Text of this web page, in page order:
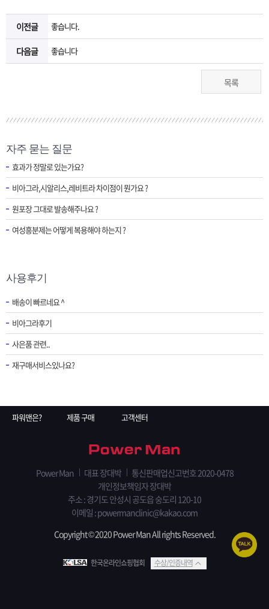
이전글 좋습니다.
다음글 좋습니다
목록
자주 묻는 질문
효과가 정말로 있는가요?
비아그라,시알리스,레비트라 차이점이 뭔가요 ?
원포장 그대로 발송해주나요 ?
여성흥분제는 어떻게 복용해야 하는지 ?
사용후기
배송이 빠르네요 ^
비아그라후기
사은품 관련..
재구매서비스있나요?
파워맨은? 제품 구매 고객센터
Power Man 대표 장대박
통신판매업신고번호 2020-0478
개인정보책임자 장대박
주소 : 경기도 안성시 공도읍 숭도리 120-10
이메일 : powermanclinic@kakao.com
Copyright © 2020 Power Man All rights Reserved.
한국온라인쇼핑협회 수상/인증내역